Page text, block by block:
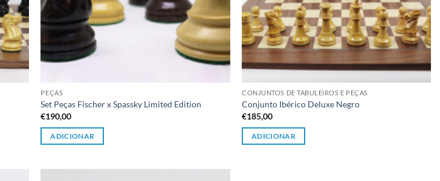
PEÇAS
Set Peças Fischer x Spassky Limited Edition
€190,00
ADICIONAR
CONJUNTOS DE TABULEIROS E PEÇAS
Conjunto Ibérico Deluxe Negro
€185,00
ADICIONAR